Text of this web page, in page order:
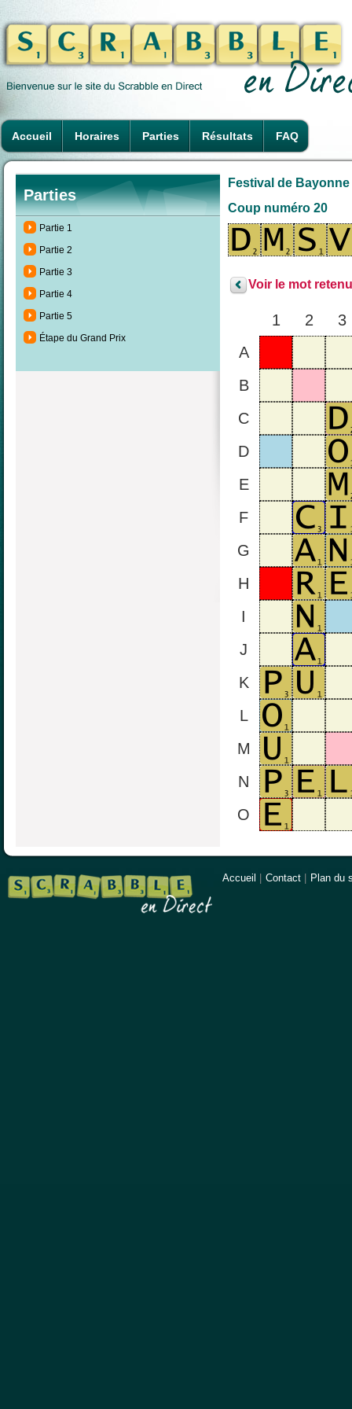
Accueil Horaires Parties Résultats FAQ
Parties
Partie 1
Partie 2
Partie 3
Partie 4
Partie 5
Étape du Grand Prix
Festival de
Coup numéro 20
Voir le mot
1 2
3
A
B
C
D
E
F
G
H
I
J
K
L
M
N
O
Accueil Contact Plan du